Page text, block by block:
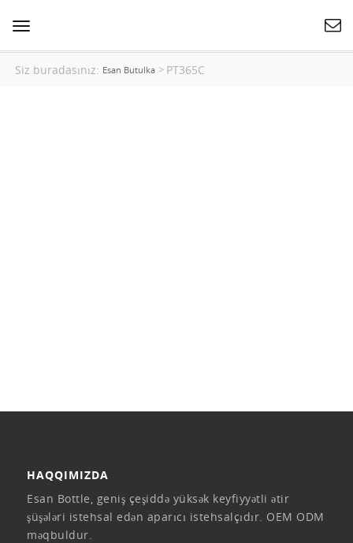
Naviqasiyanı
dəyişin
Siz buradasınız: Esan Butulka > PT365C
HAQQIMIZDA
Esan Bottle, geniş çeşiddə yüksək keyfiyyətli ətir
şüşələri istehsal edən aparıcı istehsalçıdır. OEM ODM
məqbuldur.